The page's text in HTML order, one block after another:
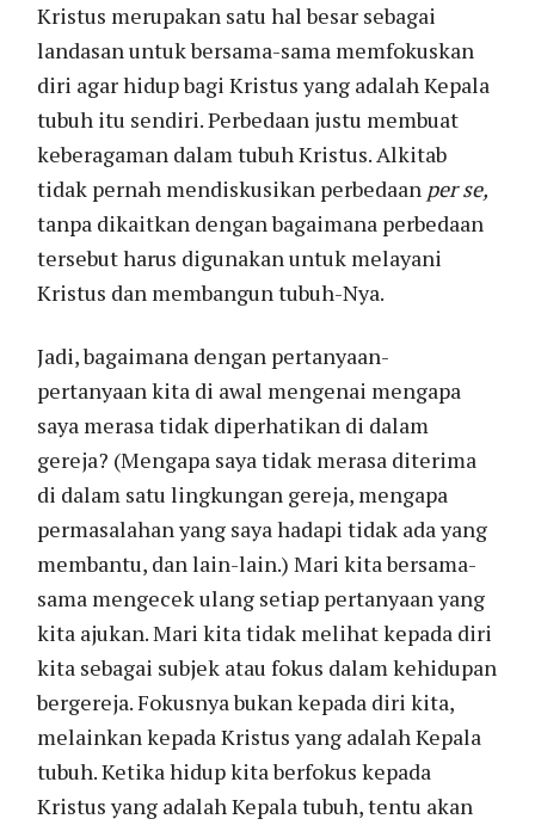
Kristus merupakan satu hal besar sebagai
landasan untuk bersama-sama memfokuskan
diri agar hidup bagi Kristus yang adalah Kepala
tubuh itu sendiri. Perbedaan justu membuat
keberagaman dalam tubuh Kristus. Alkitab
tidak pernah mendiskusikan perbedaan per se,
tanpa dikaitkan dengan bagaimana perbedaan
tersebut harus digunakan untuk melayani
Kristus dan membangun tubuh-Nya.
Jadi, bagaimana dengan pertanyaan-
pertanyaan kita di awal mengenai mengapa
saya merasa tidak diperhatikan di dalam
gereja? (Mengapa saya tidak merasa diterima
di dalam satu lingkungan gereja, mengapa
permasalahan yang saya hadapi tidak ada yang
membantu, dan lain-lain.) Mari kita bersama-
sama mengecek ulang setiap pertanyaan yang
kita ajukan. Mari kita tidak melihat kepada diri
kita sebagai subjek atau fokus dalam kehidupan
bergereja. Fokusnya bukan kepada diri kita,
melainkan kepada Kristus yang adalah Kepala
tubuh. Ketika hidup kita berfokus kepada
Kristus yang adalah Kepala tubuh, tentu akan